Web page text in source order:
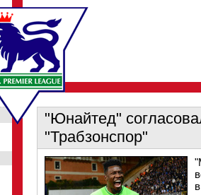
"Юнайтед"
"Трабзонспор"